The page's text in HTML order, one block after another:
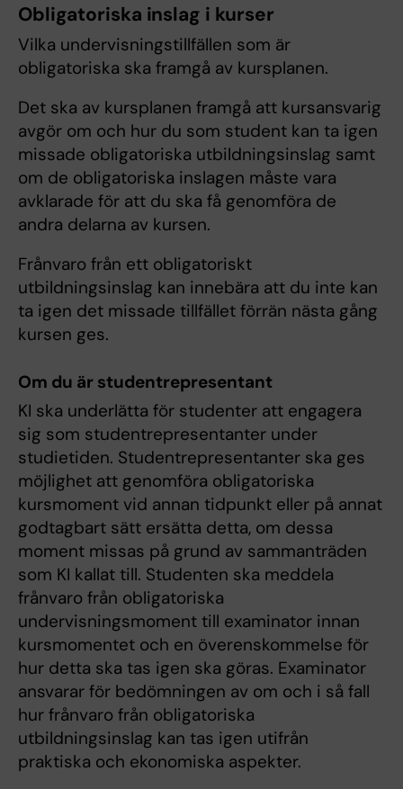
Obligatoriska inslag i kurser
Vilka undervisningstillfällen som är
obligatoriska ska framgå av kursplanen.
Det ska av kursplanen framgå att kursansvarig
avgör om och hur du som student kan ta igen
missade obligatoriska utbildningsinslag samt
om de obligatoriska inslagen måste vara
avklarade för att du ska få genomföra de
andra delarna av kursen.
Frånvaro från ett obligatoriskt
utbildningsinslag kan innebära att du inte kan
ta igen det missade tillfället förrän nästa gång
kursen ges.
Om du är studentrepresentant
KI ska underlätta för studenter att engagera
sig som studentrepresentanter under
studietiden. Studentrepresentanter ska ges
möjlighet att genomföra obligatoriska
kursmoment vid annan tidpunkt eller på annat
godtagbart sätt ersätta detta, om dessa
moment missas på grund av sammanträden
som KI kallat till. Studenten ska meddela
frånvaro från obligatoriska
undervisningsmoment till examinator innan
kursmomentet och en överenskommelse för
hur detta ska tas igen ska göras. Examinator
ansvarar för bedömningen av om och i så fall
hur frånvaro från obligatoriska
utbildningsinslag kan tas igen utifrån
praktiska och ekonomiska aspekter.